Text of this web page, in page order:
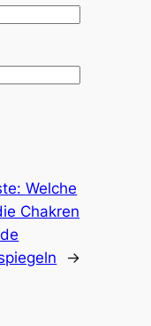
Welche
Chakren
→